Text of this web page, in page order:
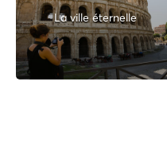
La ville éternelle